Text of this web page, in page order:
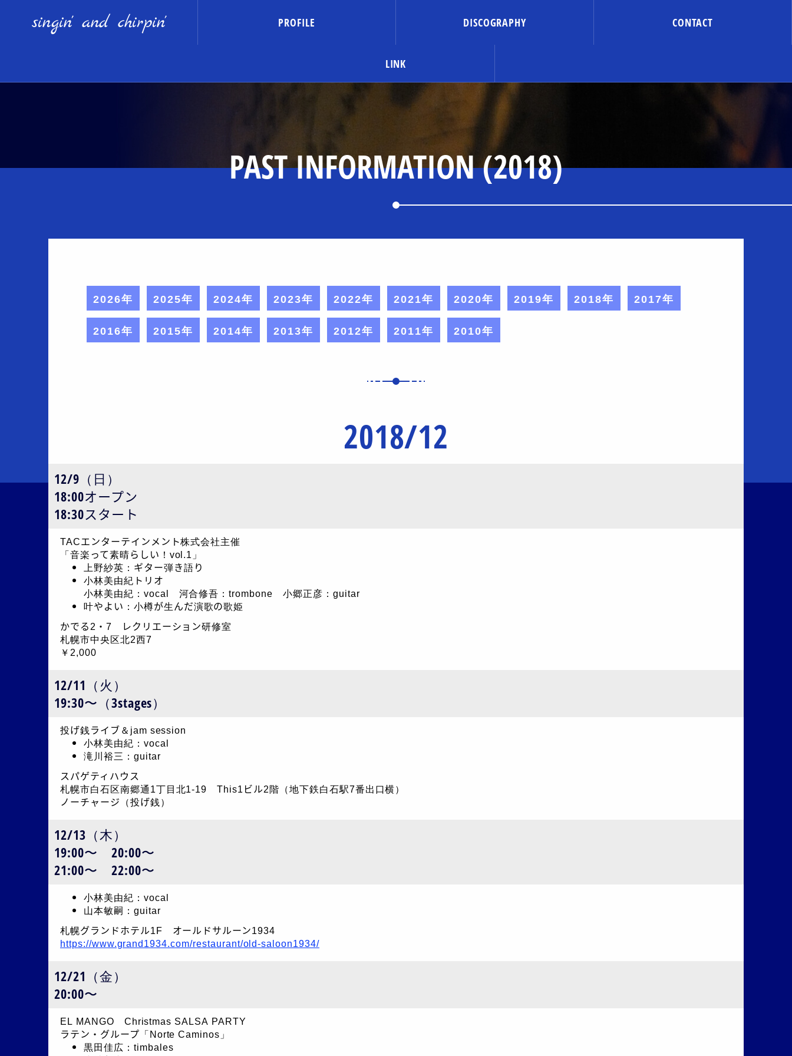
singin' and chirpin' PROFILE DISCOGRAPHY CONTACT
LINK
PAST INFORMATION (2018)
2026年 2025年 2024年 2023年 2022年 2021年 2020年 2019年 2018年 2017年
2016年 2015年 2014年 2013年 2012年 2011年 2010年
2018/12
12/9（日）
18:00オープン
18:30スタート
TACエンターテインメント株式会社主催
「音楽って素晴らしい！vol.1」
上野紗英：ギター弾き語り
小林美由紀トリオ
小林美由紀：vocal 河合修吾：trombone 小郷正彦：guitar
叶やよい：小樽が生んだ演歌の歌姫
かでる2・7 レクリエーション研修室
札幌市中央区北2西7
￥2,000
12/11（火）
19:30〜（3stages）
投げ銭ライブ＆jam session
小林美由紀：vocal
滝川裕三：guitar
スパゲティハウス
札幌市白石区南郷通1丁目北1-19 This1ビル2階（地下鉄白石駅7番出口横）
ノーチャージ（投げ銭）
12/13（木）
19:00〜 20:00〜
21:00〜 22:00〜
小林美由紀：vocal
山本敏嗣：guitar
札幌グランドホテル1F オールドサルーン1934
https://www.grand1934.com/restaurant/old-saloon1934/
12/21（金）
20:00〜
EL MANGO Christmas SALSA PARTY
ラテン・グループ「Norte Caminos」
黒田佳広：timbales